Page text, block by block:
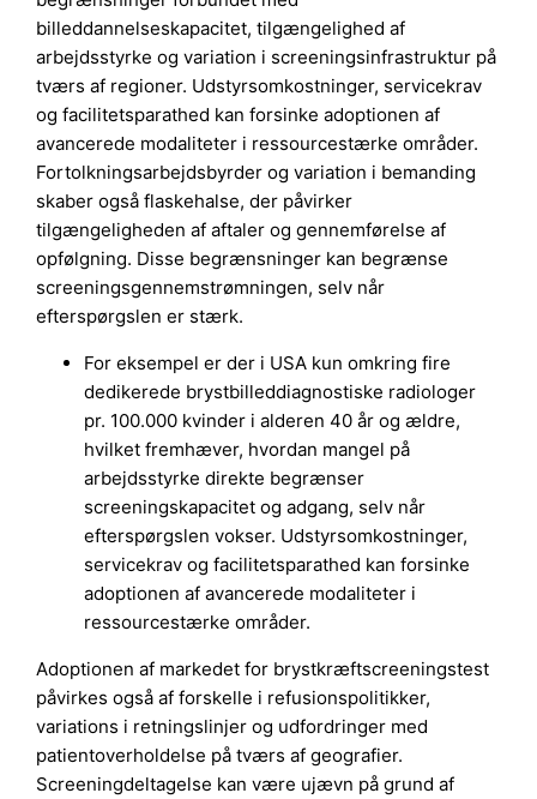
billeddannelseskapacitet, tilgængelighed af
arbejdsstyrke og variation i screeningsinfrastruktur på
tværs af regioner. Udstyrsomkostninger, servicekrav
og facilitetsparathed kan forsinke adoptionen af
avancerede modaliteter i ressourcestærke områder.
Fortolkningsarbejdsbyrder og variation i bemanding
skaber også flaskehalse, der påvirker
tilgængeligheden af aftaler og gennemførelse af
opfølgning. Disse begrænsninger kan begrænse
screeningsgennemstrømningen, selv når
efterspørgslen er stærk.
For eksempel er der i USA kun omkring fire
dedikerede brystbilleddiagnostiske radiologer
pr. 100.000 kvinder i alderen 40 år og ældre,
hvilket fremhæver, hvordan mangel på
arbejdsstyrke direkte begrænser
screeningskapacitet og adgang, selv når
efterspørgslen vokser. Udstyrsomkostninger,
servicekrav og facilitetsparathed kan forsinke
adoptionen af avancerede modaliteter i
ressourcestærke områder.
Adoptionen af markedet for brystkræftscreeningstest
påvirkes også af forskelle i refusionspolitikker,
variations i retningslinjer og udfordringer med
patientoverholdelse på tværs af geografier.
Screeningdeltagelse kan være ujævn på grund af